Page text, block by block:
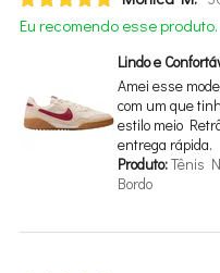
Eu recomendo esse produto.
Lindo e
Amei esse
com um que
estilo meio
entrega rápida.
Produto:Tênis
Bordo